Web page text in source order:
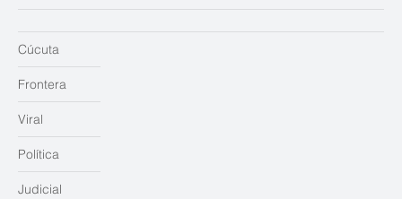
Judicial
Cúcuta
Frontera
Viral
Política